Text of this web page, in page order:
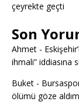
çeyrekte geçti
Son
Ahmet -
ihmali” iddiasına
Buket -
ölümü göze